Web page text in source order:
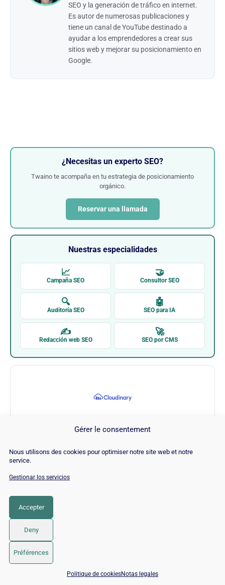
Gérer le consentement
Nous utilisons des cookies pour optimiser notre site web et notre
service.
Gestionar los servicios
Accepter
Deny
Préférences
Politique de cookiesNotas legales
SEO y la generación de tráfico en internet.
Es autor de numerosas publicaciones y
tiene un canal de YouTube destinado a
ayudar a los emprendedores a crear sus
sitios web y mejorar su posicionamiento en
Google.
¿Necesitas un experto SEO?
Twaino te acompaña en tu estrategia de posicionamiento
orgánico.
Reservar una llamada
Nuestras especialidades
📈
Campaña SEO
🤝
Consultor SEO
🔍
Auditoría SEO
🤖
SEO para IA
✍
Redacción web SEO
🚀
SEO por CMS
Website Speed Test
CATEGORÍA
© 2026 Twaino
📅 Reservar 15 min con un experto SEO / GEO